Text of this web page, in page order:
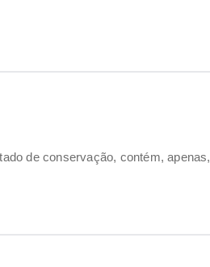
de conservação, contém,